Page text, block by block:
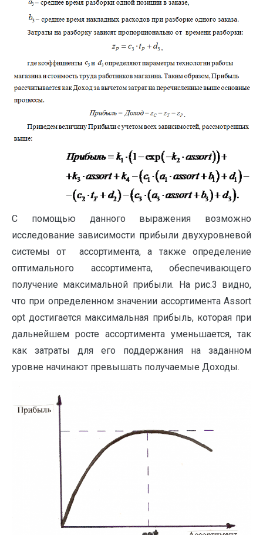
С помощью данного выражения возможно
исследование зависимости прибыли двухуровневой
системы от ассортимента, а также определение
оптимального ассортимента, обеспечивающего
получение максимальной прибыли. На рис.3 видно,
что при определенном значении ассортимента Assort
opt достигается максимальная прибыль, которая при
дальнейшем росте ассортимента уменьшается, так
как затраты для его поддержания на заданном
уровне начинают превышать получаемые Доходы.